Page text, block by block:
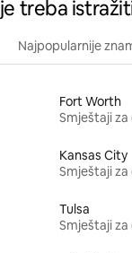
treba
Najpopularnije
Fort Worth
Smještaji
Kansas City
Smještaji
Tulsa
Smještaji